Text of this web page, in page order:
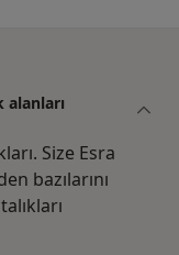
alanları
Size Esra
bazılarını